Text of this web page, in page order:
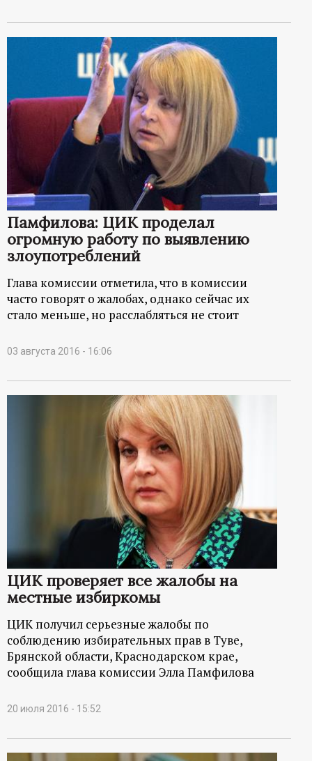
Памфилова: ЦИК проделал
огромную работу по выявлению
злоупотреблений
Глава комиссии отметила, что в комиссии
часто говорят о жалобах, однако сейчас их
стало меньше, но расслабляться не стоит
03 августа 2016 - 16:06
ЦИК проверяет все жалобы на
местные избиркомы
ЦИК получил серьезные жалобы по
соблюдению избирательных прав в Туве,
Брянской области, Краснодарском крае,
сообщила глава комиссии Элла Памфилова
20 июля 2016 - 15:52